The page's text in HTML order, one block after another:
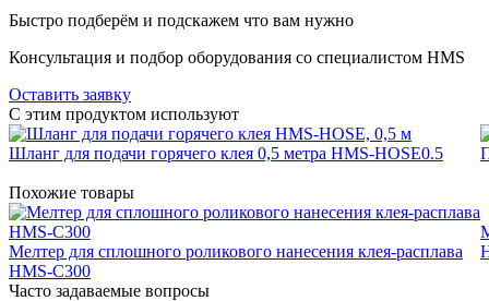
Быстро подберём и подскажем что вам нужно
Консультация и подбор оборудования со специалистом HMS
Оставить заявку
C этим продуктом используют
Шланг для подачи горячего клея 0,5 метра HMS-HOSE0.5
Похожие товары
Мелтер для сплошного роликового нанесения клея-расплава
HMS-C300
Часто задаваемые вопросы